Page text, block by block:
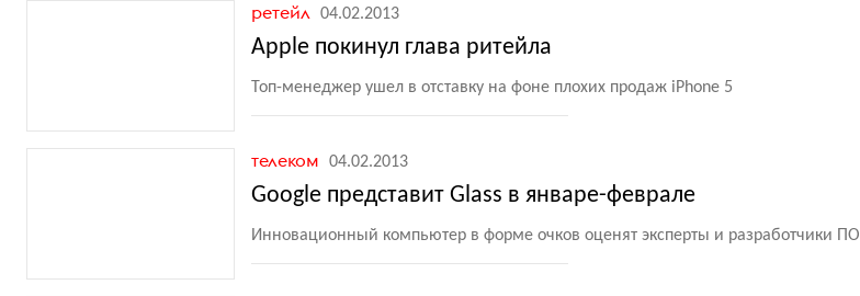
ретейл 04.02.2013
Apple покинул глава ритейла
Топ-менеджер ушел в отставку на фоне плохих продаж iPhone 5
телеком 04.02.2013
Google представит Glass в январе-феврале
Инновационный компьютер в форме очков оценят эксперты и разработчики ПО